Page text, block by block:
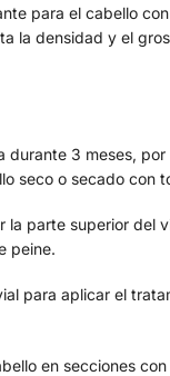
para el cabello
la densidad y el
durante 3 meses, por
seco o secado con
la parte superior del
peine.
para aplicar el
en secciones